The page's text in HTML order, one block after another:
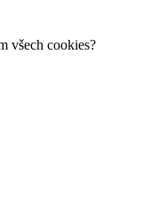
všech cookies?